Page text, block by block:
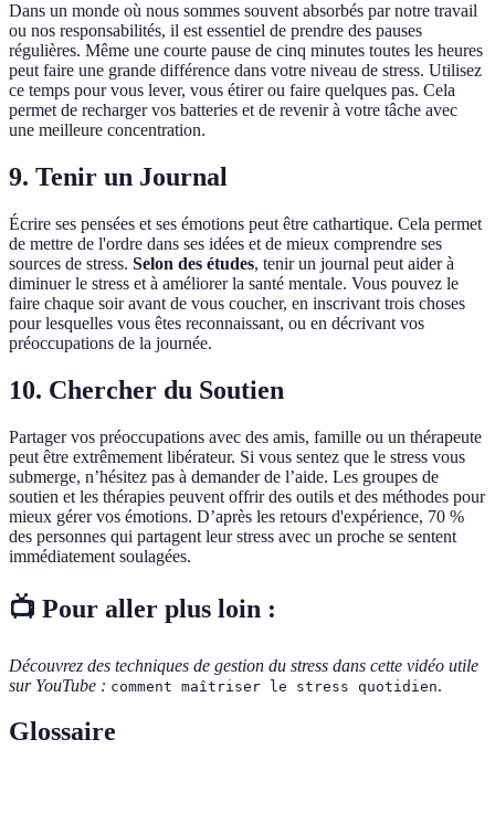
Dans un monde où nous sommes souvent absorbés par notre travail
ou nos responsabilités, il est essentiel de prendre des pauses
régulières. Même une courte pause de cinq minutes toutes les heures
peut faire une grande différence dans votre niveau de stress. Utilisez
ce temps pour vous lever, vous étirer ou faire quelques pas. Cela
permet de recharger vos batteries et de revenir à votre tâche avec
une meilleure concentration.
9. Tenir un Journal
Écrire ses pensées et ses émotions peut être cathartique. Cela permet
de mettre de l'ordre dans ses idées et de mieux comprendre ses
sources de stress. Selon des études, tenir un journal peut aider à
diminuer le stress et à améliorer la santé mentale. Vous pouvez le
faire chaque soir avant de vous coucher, en inscrivant trois choses
pour lesquelles vous êtes reconnaissant, ou en décrivant vos
préoccupations de la journée.
10. Chercher du Soutien
Partager vos préoccupations avec des amis, famille ou un thérapeute
peut être extrêmement libérateur. Si vous sentez que le stress vous
submerge, n’hésitez pas à demander de l’aide. Les groupes de
soutien et les thérapies peuvent offrir des outils et des méthodes pour
mieux gérer vos émotions. D’après les retours d'expérience, 70 %
des personnes qui partagent leur stress avec un proche se sentent
immédiatement soulagées.
📺 Pour aller plus loin :
Découvrez des techniques de gestion du stress dans cette vidéo utile
sur YouTube : comment maîtriser le stress quotidien.
Glossaire